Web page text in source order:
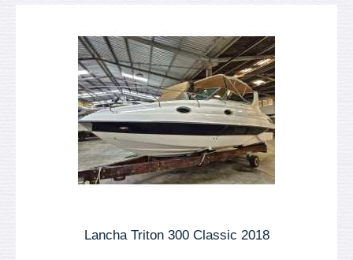
Lancha Triton 300 Classic 2018